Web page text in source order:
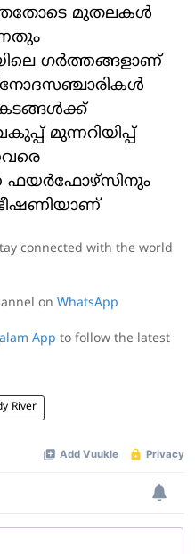
മുതലകള്‍
ഗര്‍ത്തങ്ങളാണ്
മുന്നറിയിപ്പ്
ഫയര്‍ഫോഴ്സിനും
connected with the world
on WhatsApp
App to follow the latest
River